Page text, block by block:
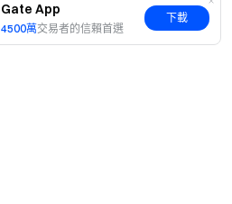
Gate App
4500萬交易者的信賴首選
下載